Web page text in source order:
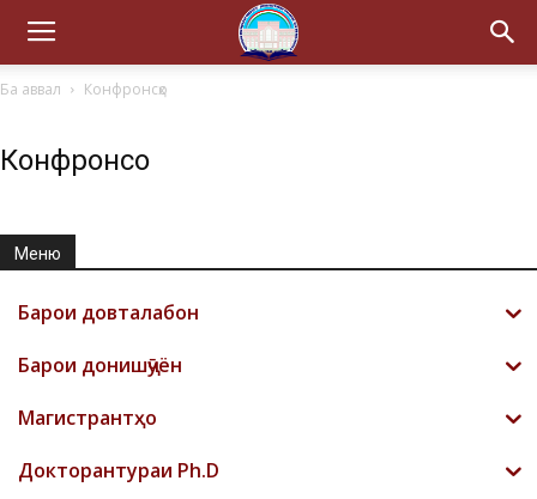
Ба аввал Конфронсҳо
Конфронсҳо
Меню
Барои довталабон
Барои донишҷӯён
Магистрантҳо
Докторантураи Ph.D